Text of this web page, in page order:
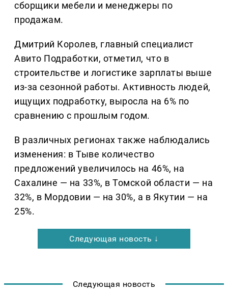
сборщики мебели и менеджеры по
продажам.
Дмитрий Королев, главный специалист
Авито Подработки, отметил, что в
строительстве и логистике зарплаты выше
из-за сезонной работы. Активность людей,
ищущих подработку, выросла на 6% по
сравнению с прошлым годом.
В различных регионах также наблюдались
изменения: в Тыве количество
предложений увеличилось на 46%, на
Сахалине — на 33%, в Томской области — на
32%, в Мордовии — на 30%, а в Якутии — на
25%.
Следующая новость ↓
Следующая новость